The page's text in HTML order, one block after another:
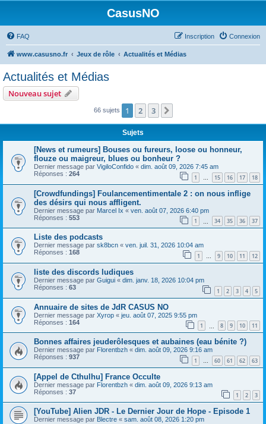
CasusNO
FAQ Connexion
Inscription
www.casusno.fr Jeux de rôle Actualités et Médias
Actualités et Médias
Nouveau sujet
66 sujets 1 2 3
Sujets
[News et rumeurs] Bouses ou fureurs, loose ou honneur,
flouze ou maigreur, blues ou bonheur ?
Dernier message par VigiloConfido « dim. août 09, 2026 7:45 am
Réponses : 264 1 … 15 16 17 18
[Crowdfundings] Foulancementimentale 2 : on nous inflige
des désirs qui nous affligent.
Dernier message par Marcel Ix « ven. août 07, 2026 6:40 pm
Réponses : 553 1 34 35 36 37
Liste des podcasts
Dernier message par sk8bcn « ven. juil. 31, 2026 10:04 am
Réponses : 168 1 … 9 10 11 12
liste des discords ludiques
Dernier message par Guigui « dim. janv. 18, 2026 10:04 pm
Réponses : 63 1 2 3 4 5
Annuaire de sites de JdR CASUS NO
Dernier message par Xyrop « jeu. août 07, 2025 9:55 pm
Réponses : 164 1 8 9 10 11
Bonnes affaires jeuderôlesques et aubaines (eau bénite ?)
Dernier message par Florentbzh « dim. août 09, 2026 9:16 am
Réponses : 937 1 … 60 61 62 63
[Appel de Cthulhu] France Occulte
Dernier message par Florentbzh « dim. août 09, 2026 9:13 am
Réponses : 37 1 2 3
[YouTube] Alien JDR - Le Dernier Jour de Hope - Episode 1
Dernier message par Blectre « sam. août 08, 2026 1:20 pm